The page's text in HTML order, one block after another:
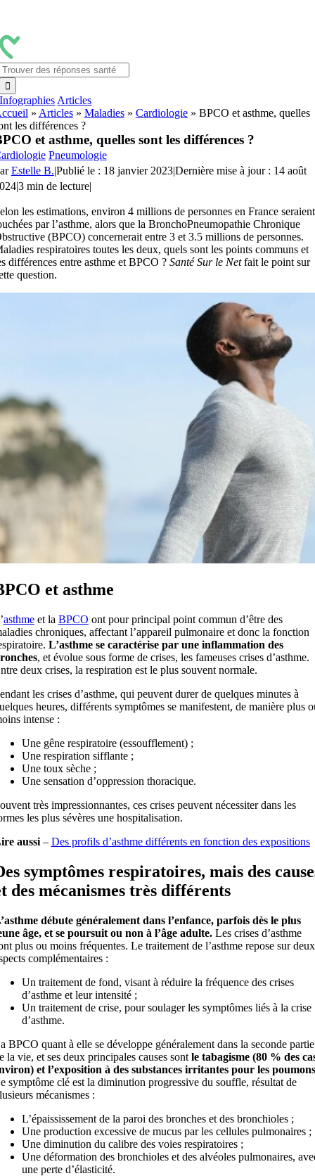
contenu
Infographies Articles
» Articles» Maladies» Cardiologie» BPCO et asthme, quelles
les différences ?
et asthme, quelles sont les différences ?
Pneumologie
Estelle B.|Publié le : 18 janvier 2023|Dernière mise à jour : 14 août
|3 min de lecture|
les estimations, environ 4 millions de personnes en France seraient
par l’asthme, alors que la BronchoPneumopathie Chronique
(BPCO) concernerait entre 3 et 3.5 millions de personnes.
respiratoires toutes les deux, quels sont les points communs et
différences entre asthme et BPCO ? Santé Sur le Netfait le point sur
question.
et asthme
asthmeet la BPCO ont pour principal point commun d’être des
chroniques, affectant l’appareil pulmonaire et donc la fonction
L’asthme se caractérise par une inflammation des
, et évolue sous forme de crises, les fameuses crises d’asthme.
deux crises, la respiration est le plus souvent normale.
les crises d’asthme, qui peuvent durer de quelques minutes à
heures, différents symptômes se manifestent, de manière plus
intense :
Une gêne respiratoire (essoufflement) ;
Une respiration sifflante ;
Une toux sèche ;
Une sensation d’oppression thoracique.
très impressionnantes, ces crises peuvent nécessiter dans les
les plus sévères une hospitalisation.
aussi– Des profils d’asthme différents en fonction des expositions
symptômes respiratoires, mais des
des mécanismes très différents
débute généralement dans l’enfance, parfois dès le plus
âge, et se poursuit ou non à l’âge adulte.Les crises d’asthme
plus ou moins fréquentes. Le traitement de l’asthme repose sur deux
complémentaires :
Un traitement de fond, visant à réduire la fréquence des crises
d’asthme et leur intensité ;
Un traitement de crise, pour soulager les symptômes liés à la crise
d’asthme.
BPCO quant à elle se développe généralement dans la seconde partie
la vie, et ses deux principales causes sont le tabagisme (80 % des
et l’exposition à des substances irritantes pour les poumons
symptôme clé est la diminution progressive du souffle, résultat de
mécanismes :
L’épaississement de la paroi des bronches et des bronchioles ;
Une production excessive de mucus par les cellules pulmonaires ;
Une diminution du calibre des voies respiratoires ;
Une déformation des bronchioles et des alvéoles pulmonaires,
une perte d’élasticité.